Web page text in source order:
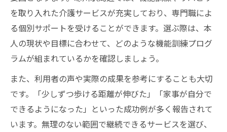
を取り入れた介護サービスが充実しており、専門職によ
る個別サポートを受けることができます。選ぶ際は、本
人の現状や目標に合わせて、どのような機能訓練プログ
ラムが組まれているかを確認しましょう。
また、利用者の声や実際の成果を参考にすることも大切
です。「少しずつ歩ける距離が伸びた」「家事が自分で
できるようになった」といった成功例が多く報告されて
います。無理のない範囲で継続できるサービスを選び、